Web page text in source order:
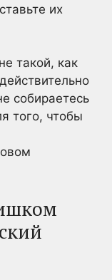
их
такой, как
собираетесь
того, чтобы